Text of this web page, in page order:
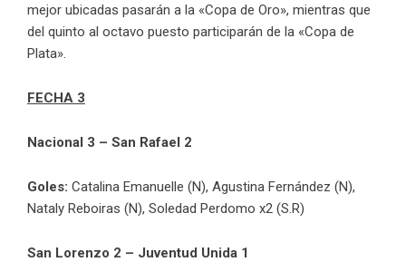
mejor ubicadas pasarán a la «Copa de Oro», mientras que
del quinto al octavo puesto participarán de la «Copa de
Plata».
FECHA 3
Nacional 3 – San Rafael 2
Goles: Catalina Emanuelle (N), Agustina Fernández (N),
Nataly Reboiras (N), Soledad Perdomo x2 (S.R)
San Lorenzo 2 – Juventud Unida 1